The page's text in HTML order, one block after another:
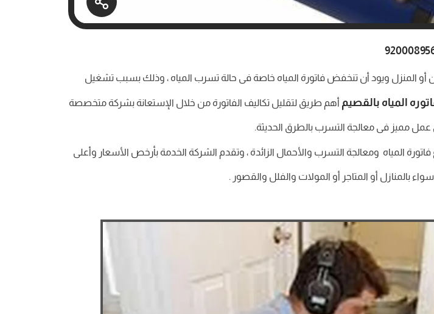
أو المنزل ويود أن تنخفض فاتورة المياه خاصة فى حالة تسرب المياه ، وذلك بسبب تشغيل
المياه بالقصيم أهم طريق لتقليل تكاليف الفاتورة من خلال الإستعانة بشركة متخصصة
مميز فى معالجة التسرب بالطرق الحديثة.
المياه ومعالجة التسرب والأحمال الزائدة ، وتقدم الشركة الخدمة بأرخص الأسعار وأعلى
بالمنازل أو المتاجر أو المولات والفلل والقصور .